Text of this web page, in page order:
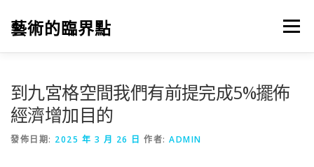
藝術的臨界點 選單
到九宮格空間我們有前提完成5%擺佈
經濟增加目的
發佈日期: 2025 年 3 月 26 日 作者: ADMIN